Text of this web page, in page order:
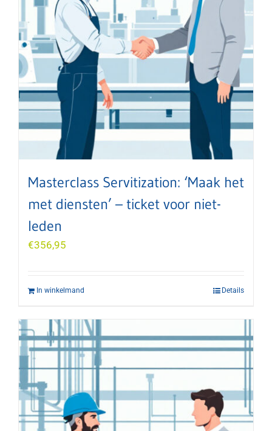
Masterclass Servitization: ‘Maak het
met diensten’ – ticket voor niet-
leden
€356,95
In winkelmand Details